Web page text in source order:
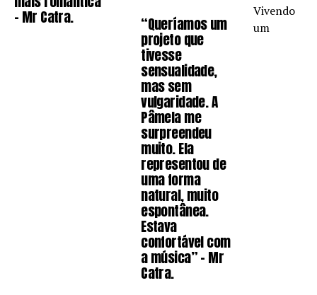
– Mr Catra. “Queríamos um
projeto que
tivesse
sensualidade,
mas sem
vulgaridade. A
Pâmela me
surpreendeu
muito. Ela
representou de
uma forma
natural, muito
espontânea.
Estava
confortável com
a música” – Mr
Catra.
Vivendo
um